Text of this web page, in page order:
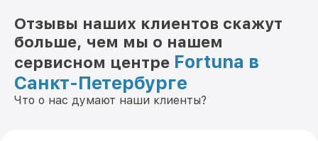
Отзывы наших клиентов скажут
больше, чем мы о нашем
сервисном центре Fortuna в
Санкт-Петербурге
Что о нас думают наши клиенты?